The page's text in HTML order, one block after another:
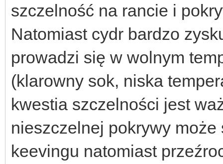
szczelność na rancie i
Natomiast cydr bardzo
prowadzi się w wolnym
(klarowny sok, niska
kwestia szczelności jest
nieszczelnej pokrywy
keevingu natomiast